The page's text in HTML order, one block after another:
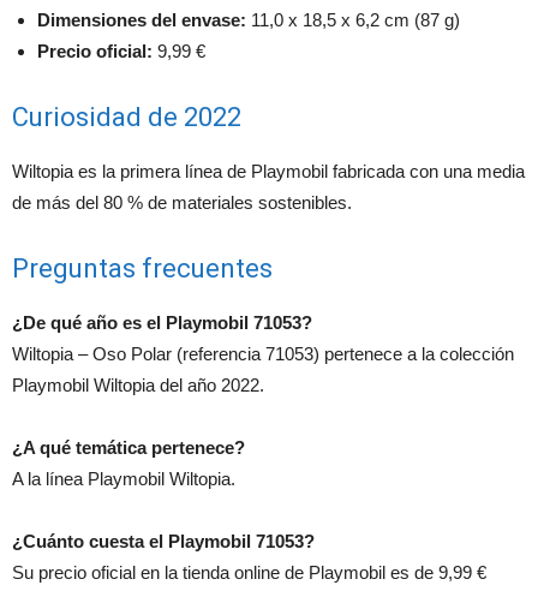
Dimensiones del envase: 11,0 x 18,5 x 6,2 cm (87 g)
Precio oficial: 9,99 €
Curiosidad de 2022
Wiltopia es la primera línea de Playmobil fabricada con una media
de más del 80 % de materiales sostenibles.
Preguntas frecuentes
¿De qué año es el Playmobil 71053?
Wiltopia – Oso Polar (referencia 71053) pertenece a la colección
Playmobil Wiltopia del año 2022.
¿A qué temática pertenece?
A la línea Playmobil Wiltopia.
¿Cuánto cuesta el Playmobil 71053?
Su precio oficial en la tienda online de Playmobil es de 9,99 €